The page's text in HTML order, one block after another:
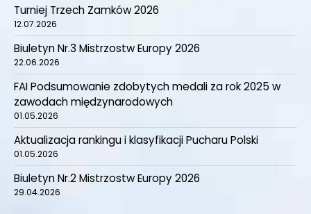
Turniej Trzech Zamków 2026
12.07.2026
Biuletyn Nr.3 Mistrzostw Europy 2026
22.06.2026
FAI Podsumowanie zdobytych medali za rok 2025 w
zawodach międzynarodowych
01.05.2026
Aktualizacja rankingu i klasyfikacji Pucharu Polski
01.05.2026
Biuletyn Nr.2 Mistrzostw Europy 2026
29.04.2026